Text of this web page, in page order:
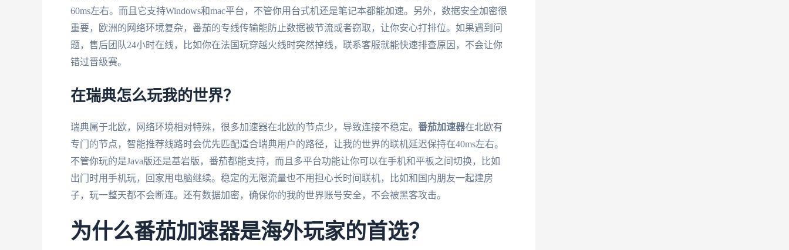
60ms左右。而且它支持Windows和mac平台，不管你用台式机还是笔记本都能加速。另外，数据安全加密很
重要，欧洲的网络环境复杂，番茄的专线传输能防止数据被节流或者窃取，让你安心打排位。如果遇到问
题，售后团队24小时在线，比如你在法国玩穿越火线时突然掉线，联系客服就能快速排查原因，不会让你
错过晋级赛。
在瑞典怎么玩我的世界？
瑞典属于北欧，网络环境相对特殊，很多加速器在北欧的节点少，导致连接不稳定。 番茄加速器在北欧有
专门的节点，智能推荐线路时会优先匹配适合瑞典用户的路径，让我的世界的联机延迟保持在40ms左右。
不管你玩的是Java版还是基岩版，番茄都能支持，而且多平台功能让你可以在手机和平板之间切换，比如
出门时用手机玩，回家用电脑继续。稳定的无限流量也不用担心长时间联机，比如和国内朋友一起建房
子，玩一整天都不会断连。还有数据加密，确保你的我的世界账号安全，不会被黑客攻击。
为什么番茄加速器是海外玩家的首选？